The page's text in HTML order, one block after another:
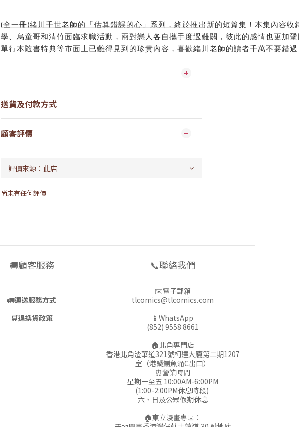
(全一冊)緒川千世老師的「估算錯誤的心」系列，終於推出新的短篇集！本集內容
學、烏童哥和清竹面臨求職活動，兩對戀人各自攜手度過難關，彼此的感情也更加
單行本隨書特典等市面上已難得見到的珍貴內容，喜歡緒川老師的讀者千萬不要錯
送貨及付款方式
顧客評價
尚未有任何評價
🚚顧客服務
🚛運送服務方式
🛒退換貨政策
📞聯絡我們
✉️電子郵箱
tlcomics@tlcomics.com
📱WhatsApp
(852) 9558 8661
🏠北角專門店
香港北角渣華道321號柯達大廈第二期1207
室（港鐵鰂魚涌C出口）
⏰營業時間
星期一至五 10:00AM-6:00PM
(1:00-2:00PM休息時段)
六、日及公眾假期休息
🏠東立漫畫專區：